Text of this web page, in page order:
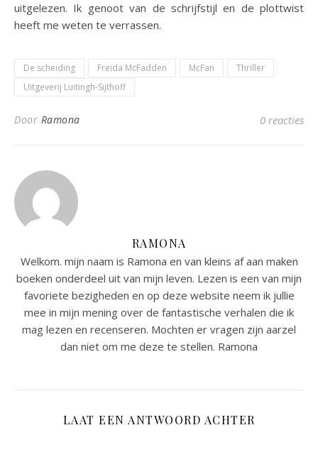
uitgelezen. Ik genoot van de schrijfstijl en de plottwist
heeft me weten te verrassen.
De scheiding Freida McFadden McFan
Thriller
Uitgeverij Luitingh-Sijthoff
Door Ramona 0 reacties
RAMONA
Welkom. mijn naam is Ramona en van kleins af aan maken
boeken onderdeel uit van mijn leven. Lezen is een van mijn
favoriete bezigheden en op deze website neem ik jullie
mee in mijn mening over de fantastische verhalen die ik
mag lezen en recenseren. Mochten er vragen zijn aarzel
dan niet om me deze te stellen. Ramona
LAAT EEN ANTWOORD ACHTER